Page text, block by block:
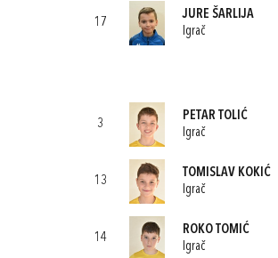
17
JURE ŠARLIJA
Igrač
3
PETAR TOLIĆ
Igrač
13
TOMISLAV KOKIĆ
Igrač
14
ROKO TOMIĆ
Igrač